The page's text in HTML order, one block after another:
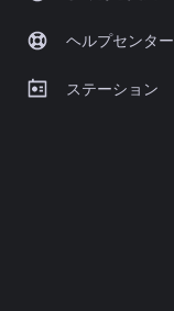
ヘルプセンター
ステーション